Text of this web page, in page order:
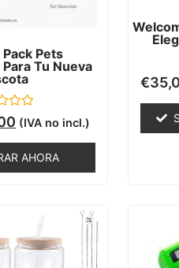
Pets
Tu Nueva
(IVA no incl.)
AHORA
€